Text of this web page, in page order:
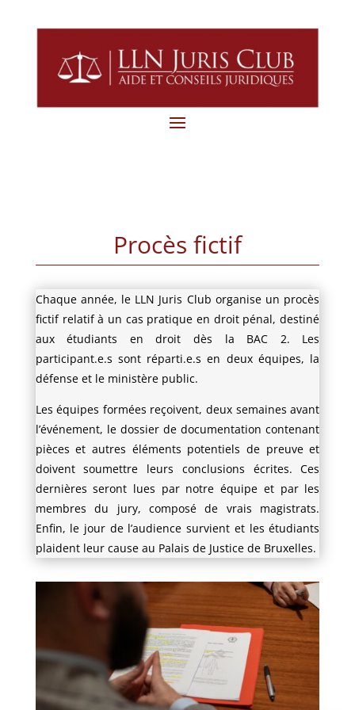
Procès fictif
Chaque année, le LLN Juris Club organise un procès
fictif relatif à un cas pratique en droit pénal, destiné
aux étudiants en droit dès la BAC 2. Les
participant.e.s sont réparti.e.s en deux équipes, la
défense et le ministère public.
Les équipes formées reçoivent, deux semaines avant
l’événement, le dossier de documentation contenant
pièces et autres éléments potentiels de preuve et
doivent soumettre leurs conclusions écrites. Ces
dernières seront lues par notre équipe et par les
membres du jury, composé de vrais magistrats.
Enfin, le jour de l’audience survient et les étudiants
plaident leur cause au Palais de Justice de Bruxelles.